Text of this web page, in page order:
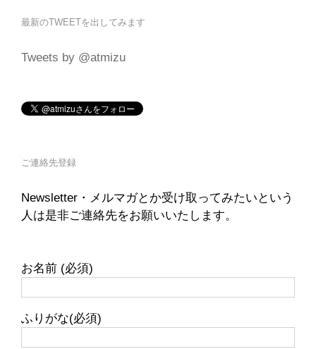
最新のTWEETを出してみます
Tweets by @atmizu
ご連絡先登録
Newsletter・メルマガとか受け取ってみたいという
人は是非ご連絡先をお願いいたします。
お名前 (必須)
ふりがな(必須)